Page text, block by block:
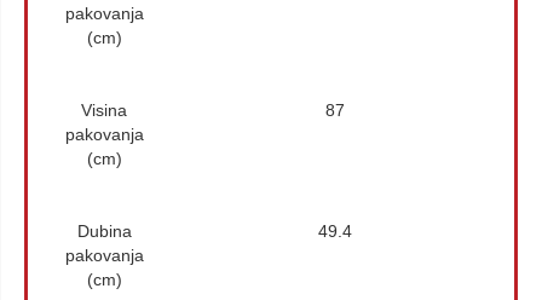
pakovanja
(cm)
Visina
pakovanja
(cm)
87
Dubina
pakovanja
(cm)
49.4